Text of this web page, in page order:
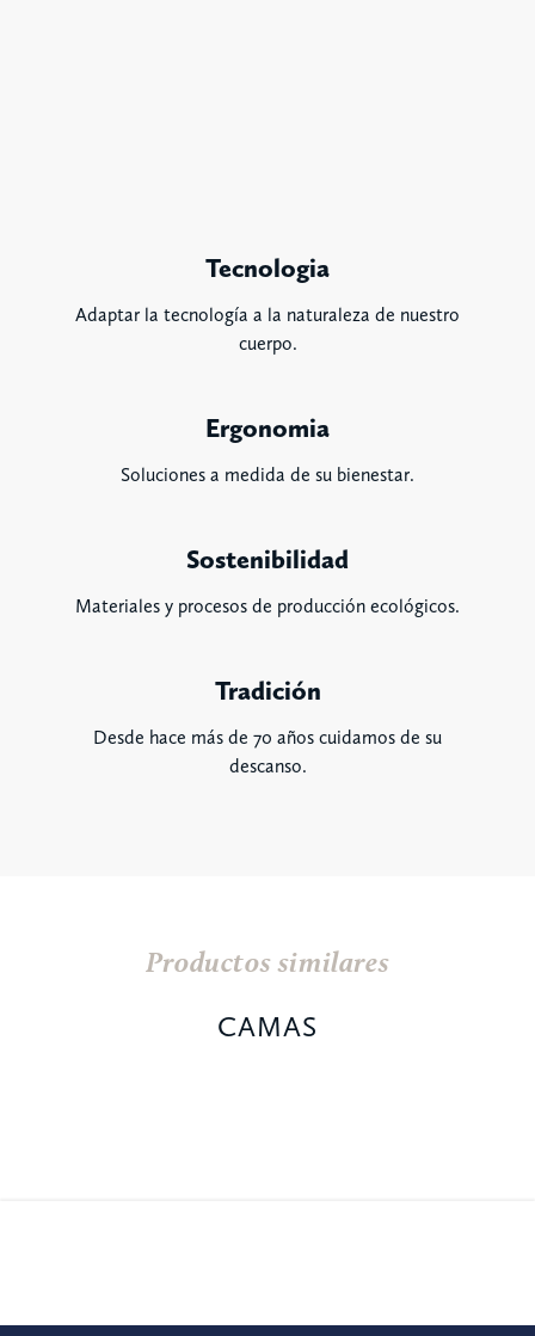
Tecnologia
Adaptar la tecnología a la naturaleza de nuestro
cuerpo.
Ergonomia
Soluciones a medida de su bienestar.
Sostenibilidad
Materiales y procesos de producción ecológicos.
Tradición
Desde hace más de 70 años cuidamos de su
descanso.
Productos similares
CAMAS